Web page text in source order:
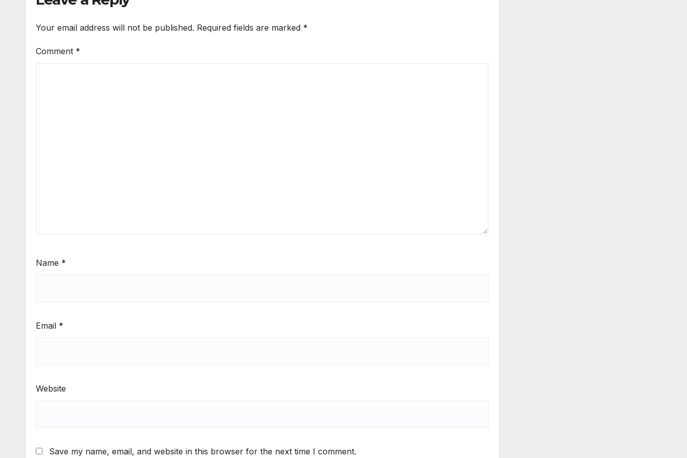
Your email address will not be published. Required fields are marked *
Comment *
Name *
Email *
Website
Save my name, email, and website in this browser for the next time I comment.